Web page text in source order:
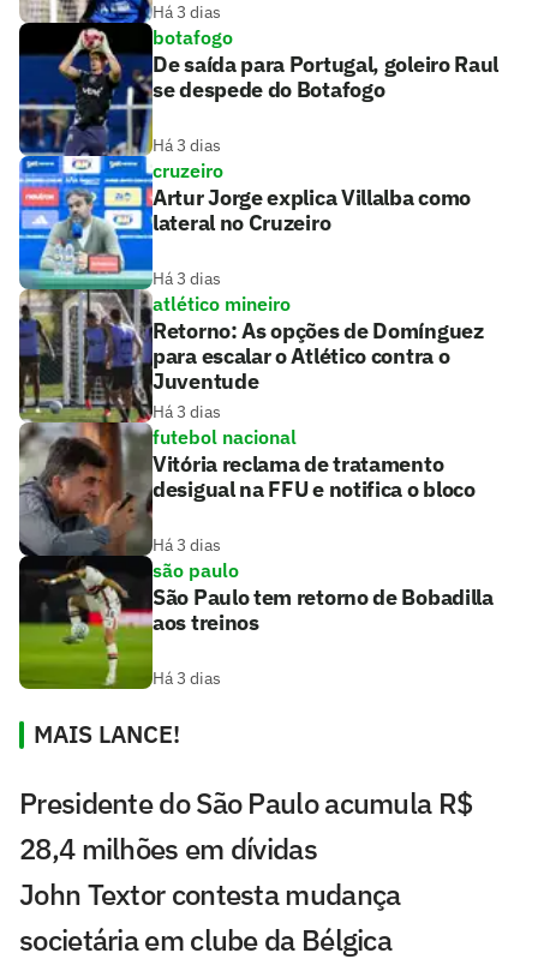
Há 3 dias
botafogo
De saída para Portugal, goleiro Raul
se despede do Botafogo
Há 3 dias
cruzeiro
Artur Jorge explica Villalba como
lateral no Cruzeiro
Há 3 dias
atlético mineiro
Retorno: As opções de Domínguez
para escalar o Atlético contra o
Juventude
Há 3 dias
futebol nacional
Vitória reclama de tratamento
desigual na FFU e notifica o bloco
Há 3 dias
são paulo
São Paulo tem retorno de Bobadilla
aos treinos
Há 3 dias
MAIS LANCE!
Presidente do São Paulo acumula R$
28,4 milhões em dívidas
John Textor contesta mudança
societária em clube da Bélgica